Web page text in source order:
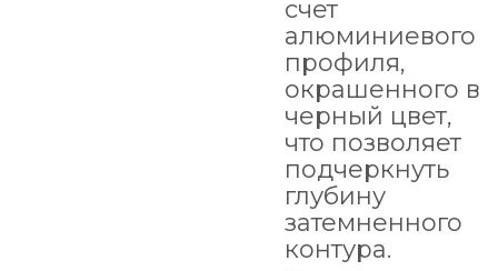
счет
алюминиевого
профиля,
окрашенного в
черный цвет,
что позволяет
подчеркнуть
глубину
затемненного
контура.